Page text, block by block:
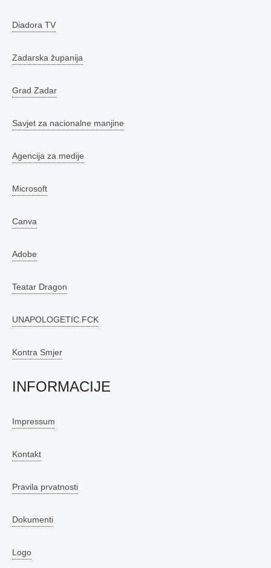
Diadora TV
Zadarska županija
Grad Zadar
Savjet za nacionalne manjine
Agencija za medije
Microsoft
Canva
Adobe
Teatar Dragon
UNAPOLOGETIC.FCK
Kontra Smjer
INFORMACIJE
Impressum
Kontakt
Pravila prvatnosti
Dokumenti
Logo